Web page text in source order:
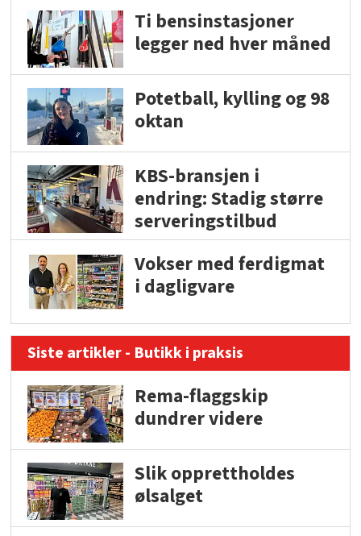
Ti bensinstasjoner
legger ned hver måned
Potetball, kylling og 98
oktan
KBS-bransjen i
endring: Stadig større
serveringstilbud
Vokser med ferdigmat
i dagligvare
Siste artikler - Butikk i praksis
Rema-flaggskip
dundrer videre
Slik opprettholdes
ølsalget